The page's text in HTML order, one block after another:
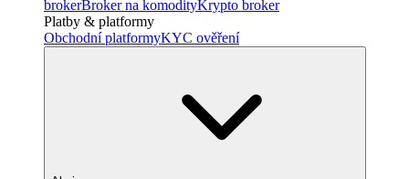
brokerBroker na komodityKrypto broker
Platby & platformy
Obchodní platformyKYC ověření